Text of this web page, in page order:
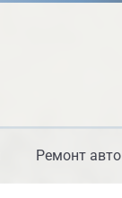
Ремонт авто